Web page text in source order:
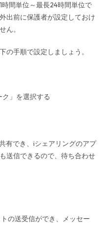
間単位～最長24時間単位で
出前に保護者が設定しておけ
ん。
の手順で設定しましょう。
」を選択する
有でき、iシェアリングのアプ
送信できるので、待ち合わせ
の送受信ができ、メッセー